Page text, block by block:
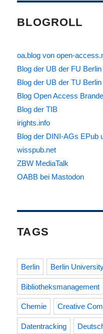
BLOGROLL
oa.blog von open-
Blog der UB der FU Berlin
Blog der UB der TU Berlin
Blog Open Access
Blog der TIB
irights.info
Blog der DINI-AGs EPub
wisspub.net
ZBW MediaTalk
OABB bei Mastodon
TAGS
Berlin Berlin
Bibliotheksmanagement
Chemie Creative
Datentracking